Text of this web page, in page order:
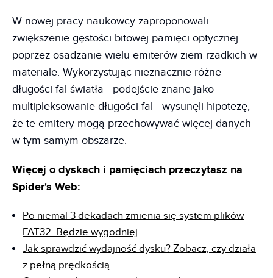
W nowej pracy naukowcy zaproponowali
zwiększenie gęstości bitowej pamięci optycznej
poprzez osadzanie wielu emiterów ziem rzadkich w
materiale. Wykorzystując nieznacznie różne
długości fal światła - podejście znane jako
multipleksowanie długości fal - wysunęli hipotezę,
że te emitery mogą przechowywać więcej danych
w tym samym obszarze.
Więcej o dyskach i pamięciach przeczytasz na
Spider's Web:
Po niemal 3 dekadach zmienia się system plików
FAT32. Będzie wygodniej
Jak sprawdzić wydajność dysku? Zobacz, czy działa
z pełną prędkością